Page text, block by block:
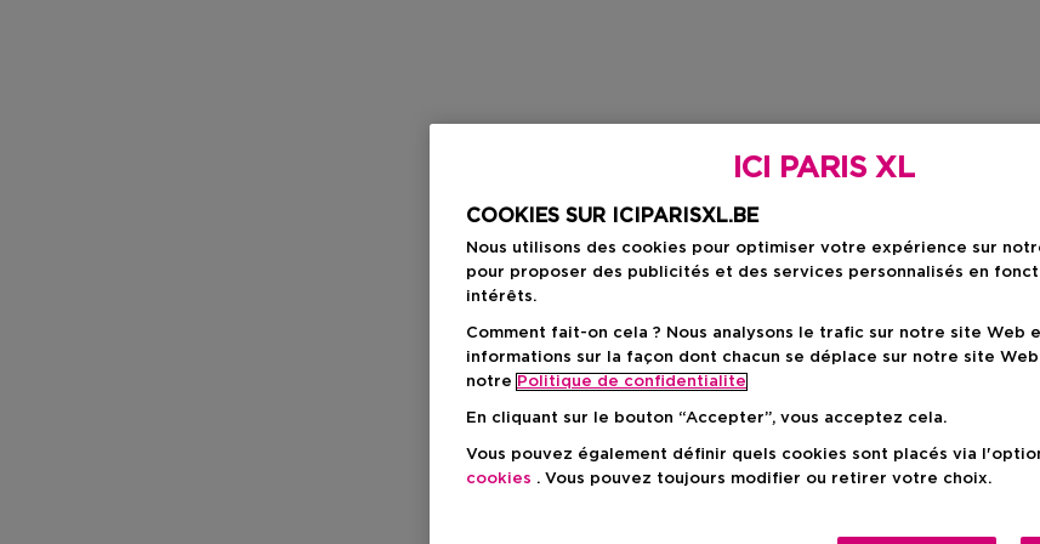
ICI PARIS XL
COOKIES SUR ICIPARISXL.BE
Nous utilisons des cookies pour optimiser votre expérience sur
pour proposer des publicités et des services personnalisés en
intérêts.
Comment fait-on cela ? Nous analysons le trafic sur notre site Web
informations sur la façon dont chacun se déplace sur notre site
notre Politique de confidentialite
En cliquant sur le bouton “Accepter”, vous acceptez cela.
Vous pouvez également définir quels cookies sont placés via
cookies . Vous pouvez toujours modifier ou retirer votre choix.